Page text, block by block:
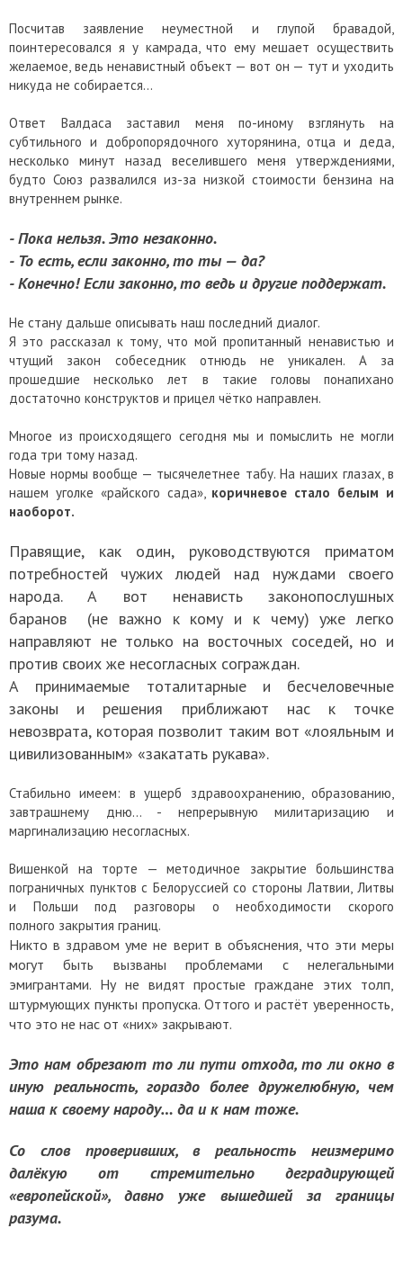
Посчитав заявление неуместной и глупой бравадой,
поинтересовался я у камрада, что ему мешает осуществить
желаемое, ведь ненавистный объект — вот он — тут и уходить
никуда не собирается…
Ответ Валдаса заставил меня по-иному взглянуть на
субтильного и добропорядочного хуторянина, отца и деда,
несколько минут назад веселившего меня утверждениями,
будто Союз развалился из-за низкой стоимости бензина на
внутреннем рынке.
- Пока нельзя. Это незаконно.
- То есть, если законно, то ты — да?
- Конечно!Если законно, то ведь и другие поддержат.
Не стану дальше описывать наш последний диалог.
Я это рассказал к тому, что мой пропитанный ненавистью и
чтущий закон собеседник отнюдь не уникален. А за
прошедшие несколько лет в такие головы понапихано
достаточно конструктов и прицел чётко направлен.
Многое из происходящего сегодня мы и помыслить не могли
года три тому назад.
Новые нормы вообще — тысячелетнее табу. На наших глазах, в
нашем уголке «райского сада», коричневое стало белым и
наоборот.
Правящие, как один, руководствуются приматом
потребностей чужих людей над нуждами своего
народа. А вот ненависть законопослушных
баранов (не важно к кому и к чему) уже легко
направляют не только на восточных соседей, но и
против своих же несогласных сограждан.
А принимаемые тоталитарные и бесчеловечные
законы и решения приближают нас к точке
невозврата, которая позволит таким вот «лояльным и
цивилизованным» «закатать рукава».
Стабильно имеем: в ущерб здравоохранению, образованию,
завтрашнему дню... - непрерывную милитаризацию и
маргинализацию несогласных.
Вишенкой на торте — методичное закрытие большинства
пограничных пунктов с Белоруссией со стороны Латвии, Литвы
и Польши под разговоры о необходимости скорого
полного закрытия границ.
Никто в здравом уме не верит в объяснения, что эти меры
могут быть вызваны проблемами с нелегальными
эмигрантами. Ну не видят простые граждане этих толп,
штурмующих пункты пропуска. Оттого и растёт уверенность,
что это не нас от «них» закрывают.
Это нам обрезают то ли пути отхода, то ли окно в
иную реальность, гораздо более дружелюбную, чем
наша к своему народу… да и к нам тоже.
Со слов проверивших, в реальность неизмеримо
далёкую от стремительно деградирующей
«европейской», давно уже вышедшей за границы
разума.